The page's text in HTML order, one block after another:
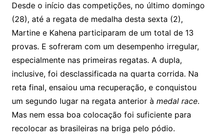
Desde o início das competições, no último domingo
(28), até a regata de medalha desta sexta (2),
Martine e Kahena participaram de um total de 13
provas. E sofreram com um desempenho irregular,
especialmente nas primeiras regatas. A dupla,
inclusive, foi desclassificada na quarta corrida. Na
reta final, ensaiou uma recuperação, e conquistou
um segundo lugar na regata anterior à medal race.
Mas nem essa boa colocação foi suficiente para
recolocar as brasileiras na briga pelo pódio.